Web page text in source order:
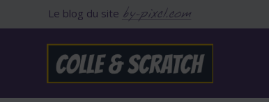
Le blog du site